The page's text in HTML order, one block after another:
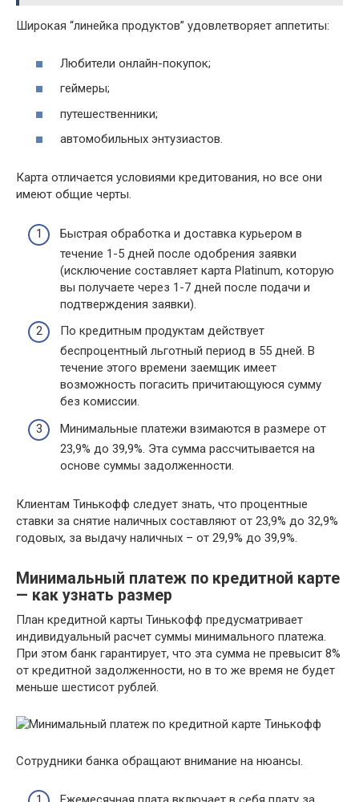
Широкая “линейка продуктов” удовлетворяет аппетиты:
Любители онлайн-покупок;
геймеры;
путешественники;
автомобильных энтузиастов.
Карта отличается условиями кредитования, но все они
имеют общие черты.
Быстрая обработка и доставка курьером в
течение 1-5 дней после одобрения заявки
(исключение составляет карта Platinum, которую
вы получаете через 1-7 дней после подачи и
подтверждения заявки).
По кредитным продуктам действует
беспроцентный льготный период в 55 дней. В
течение этого времени заемщик имеет
возможность погасить причитающуюся сумму
без комиссии.
Минимальные платежи взимаются в размере от
23,9% до 39,9%. Эта сумма рассчитывается на
основе суммы задолженности.
Клиентам Тинькофф следует знать, что процентные
ставки за снятие наличных составляют от 23,9% до 32,9%
годовых, за выдачу наличных – от 29,9% до 39,9%.
Минимальный платеж по кредитной карте
— как узнать размер
План кредитной карты Тинькофф предусматривает
индивидуальный расчет суммы минимального платежа.
При этом банк гарантирует, что эта сумма не превысит 8%
от кредитной задолженности, но в то же время не будет
меньше шестисот рублей.
Сотрудники банка обращают внимание на нюансы.